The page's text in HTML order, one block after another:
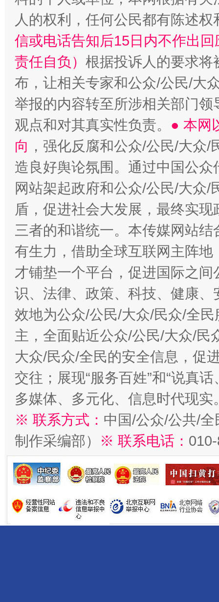
人的权利，任何公民都有陈述
信或电话告知后15日内不作出
责任自负） 根据投诉人的要求将
布，让相关专家和公众/公民/大
举报的内容转至所涉相关部门
观点和对其真实性负责。 ● 本网
向 ，强化反腐和公众/公民/大众
造良好舆论氛围。通过中国公
网站架起政府和公众/公民/大众
盾，促进社会大发展，最终实
三者的和谐统一。本传媒网站
有生力，借助全球互联网主阵
才铺垫一个平台，促进国际之
识、法律、政策、科技、健康
效地为公众/公民/大众/民众/全
主，全面贴近公众/公民/大众/民
大众/民众/全民的安全信息，促
交往；展现“服务百姓”和“说真
多媒体、多元化、信息时代现实
※ 联系方式： 中国/公众/公共/
制作采编部）
※ 联系电话：